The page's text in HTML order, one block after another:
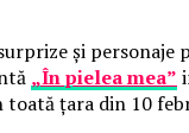
și personaje
„În pielea mea”
țara din 10